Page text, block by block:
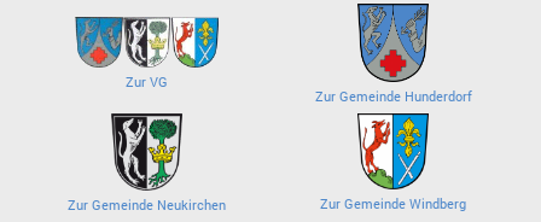
Zur VG
Zur Gemeinde Hunderdorf
Zur Gemeinde Neukirchen Zur Gemeinde Windberg